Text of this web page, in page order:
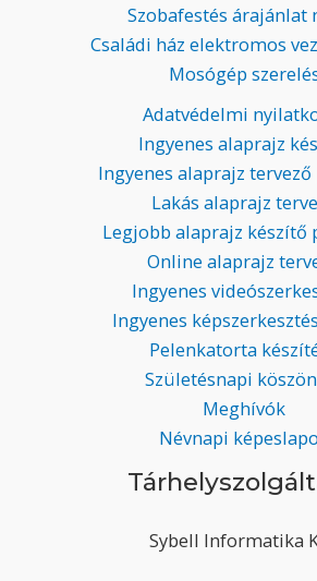
Szobafestés árajánlat
Családi ház elektromos
Mosógép
Adatvédelmi
Ingyenes alaprajz
Ingyenes alaprajz
Lakás alaprajz
Legjobb alaprajz készítő
Online alaprajz
Ingyenes
Ingyenes
Pelenkatorta
Születésnapi
Meghívók
Névnapi
Sybell Informatika